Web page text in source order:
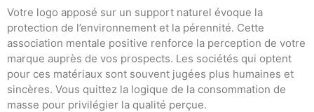
Votre logo apposé sur un support naturel évoque la
protection de l’environnement et la pérennité. Cette
association mentale positive renforce la perception de votre
marque auprès de vos prospects. Les sociétés qui optent
pour ces matériaux sont souvent jugées plus humaines et
sincères. Vous quittez la logique de la consommation de
masse pour privilégier la qualité perçue.